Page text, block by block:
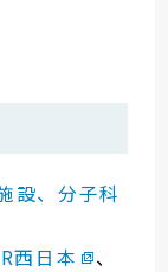
設、分子科
西日本
、